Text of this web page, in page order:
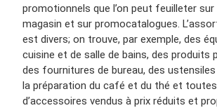
promotionnels que l’on peut feuilleter
magasin et sur promocatalogues.
est divers; on trouve, par exemple, des
cuisine et de salle de bains, des produits
des fournitures de bureau, des
la préparation du café et du thé et
d’accessoires vendus à prix réduits et